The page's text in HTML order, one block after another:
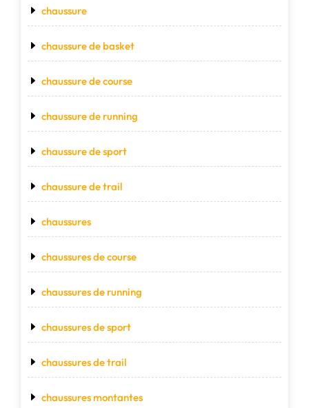
chaussure
chaussure de basket
chaussure de course
chaussure de running
chaussure de sport
chaussure de trail
chaussures
chaussures de course
chaussures de running
chaussures de sport
chaussures de trail
chaussures montantes